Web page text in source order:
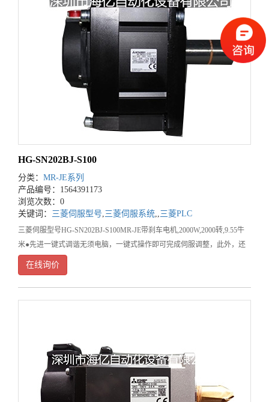
HG-SN202BJ-S100
分类： MR-JE系列
产品编号：1564391173
浏览次数：0
关键词： 三菱伺服型号,三菱伺服系统,,三菱PLC
三菱伺服型号HG-SN202BJ-S100MR-JE带刹车电机,2000W,2000转,9.55牛
米●先进一键式调谐无须电脑，一键式操作即可完成伺服调整，此外，还
可自动调整振动抑制控制及鲁棒滤波器。●瞬停耐量增大配有
在线询价